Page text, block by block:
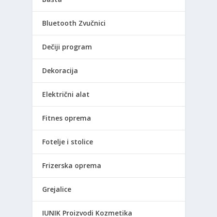
Bluetooth Zvučnici
Dečiji program
Dekoracija
Električni alat
Fitnes oprema
Fotelje i stolice
Frizerska oprema
Grejalice
IUNIK Proizvodi Kozmetika